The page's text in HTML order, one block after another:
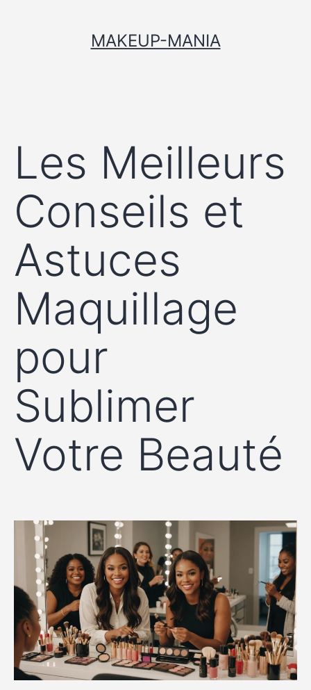
MAKEUP-MANIA
Les Meilleurs
Conseils et
Astuces
Maquillage
pour
Sublimer
Votre Beauté